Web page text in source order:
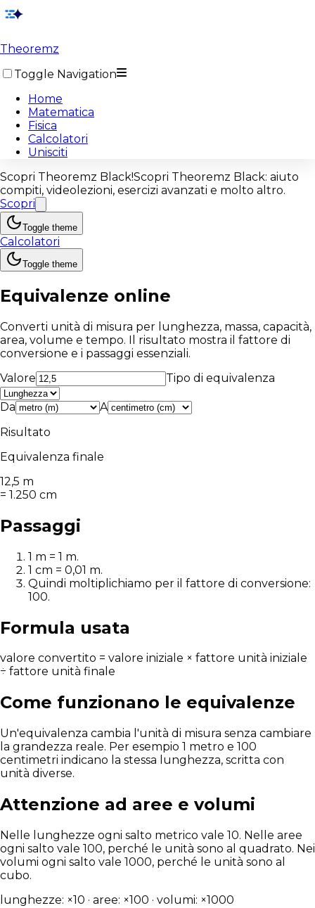
Theoremz
Toggle Navigation
Home
Matematica
Fisica
Calcolatori
Unisciti
Scopri Theoremz Black!Scopri Theoremz Black: aiuto
compiti, videolezioni, esercizi avanzati e molto altro.
Scopri
Toggle theme
Calcolatori
Toggle theme
Equivalenze online
Converti unità di misura per lunghezza, massa, capacità,
area, volume e tempo. Il risultato mostra il fattore di
conversione e i passaggi essenziali.
Valore
Tipo di equivalenza
Da
A
Risultato
Equivalenza finale
12,5 m
= 1.250 cm
Passaggi
1 m = 1 m.
1 cm = 0,01 m.
Quindi moltiplichiamo per il fattore di conversione:
100.
Formula usata
valore convertito = valore iniziale × fattore unità iniziale
÷ fattore unità finale
Come funzionano le equivalenze
Un'equivalenza cambia l'unità di misura senza cambiare
la grandezza reale. Per esempio 1 metro e 100
centimetri indicano la stessa lunghezza, scritta con
unità diverse.
Attenzione ad aree e volumi
Nelle lunghezze ogni salto metrico vale 10. Nelle aree
ogni salto vale 100, perché le unità sono al quadrato. Nei
volumi ogni salto vale 1000, perché le unità sono al
cubo.
lunghezze: ×10 · aree: ×100 · volumi: ×1000